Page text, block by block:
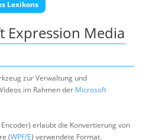
Lexikons
Expression Media
zur Verwaltung und
im Rahmen der Microsoft
erlaubt die Konvertierung von
(WPF/E) verwendete Format.